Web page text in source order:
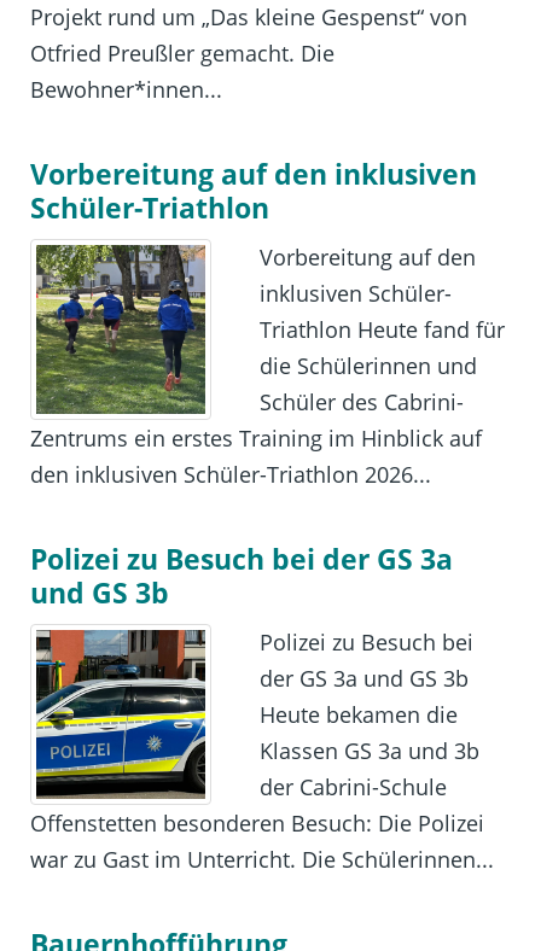
Projekt rund um „Das kleine Gespenst“ von
Otfried Preußler gemacht. Die
Bewohner*innen...
Vorbereitung auf den inklusiven
Schüler-Triathlon
Vorbereitung auf den
inklusiven Schüler-
Triathlon Heute fand für
die Schülerinnen und
Schüler des Cabrini-
Zentrums ein erstes Training im Hinblick auf
den inklusiven Schüler-Triathlon 2026...
Polizei zu Besuch bei der GS 3a
und GS 3b
Polizei zu Besuch bei
der GS 3a und GS 3b
Heute bekamen die
Klassen GS 3a und 3b
der Cabrini-Schule
Offenstetten besonderen Besuch: Die Polizei
war zu Gast im Unterricht. Die Schülerinnen...